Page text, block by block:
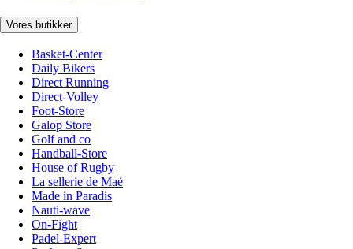
Vores butikker
Basket-Center
Daily Bikers
Direct Running
Direct-Volley
Foot-Store
Galop Store
Golf and co
Handball-Store
House of Rugby
La sellerie de Maé
Made in Paradis
Nauti-wave
On-Fight
Padel-Expert